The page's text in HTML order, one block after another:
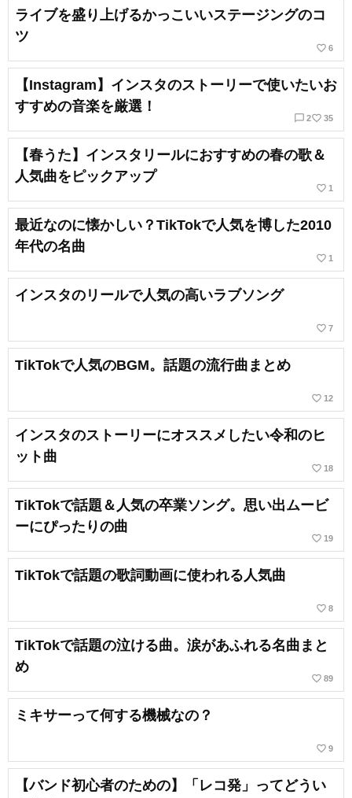
ライブを盛り上げるかっこいいステージングのコ
ツ
favorite_border 6
【Instagram】インスタのストーリーで使いたいお
すすめの音楽を厳選！
chat_bubble_outline 2favorite_border 35
【春うた】インスタリールにおすすめの春の歌＆
人気曲をピックアップ
favorite_border 1
最近なのに懐かしい？TikTokで人気を博した2010
年代の名曲
favorite_border 1
インスタのリールで人気の高いラブソング
favorite_border 7
TikTokで人気のBGM。話題の流行曲まとめ
favorite_border 12
インスタのストーリーにオススメしたい令和のヒ
ット曲
favorite_border 18
TikTokで話題＆人気の卒業ソング。思い出ムービ
ーにぴったりの曲
favorite_border 19
TikTokで話題の歌詞動画に使われる人気曲
favorite_border 8
TikTokで話題の泣ける曲。涙があふれる名曲まと
め
favorite_border 89
ミキサーって何する機械なの？
favorite_border 9
【バンド初心者のための】「レコ発」ってどうい